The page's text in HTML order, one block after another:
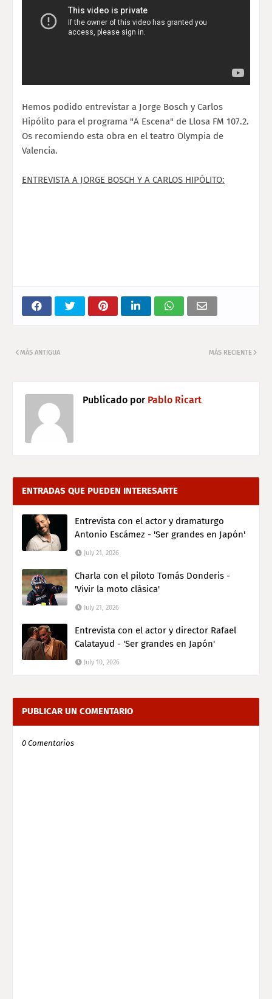
Hemos podido entrevistar a Jorge Bosch y Carlos
Hipólito para el programa "A Escena" de Llosa FM 107.2.
Os recomiendo esta obra en el teatro Olympia de
Valencia.
ENTREVISTA A JORGE BOSCH Y A CARLOS HIPÓLITO:
MÁS RECIENTE
MÁS ANTIGUA
Publicado porPablo Ricart
ENTRADAS QUE PUEDEN INTERESARTE
Entrevista con el actor y dramaturgo
Antonio Escámez - 'Ser grandes en Japón'
July 21, 2026
Charla con el piloto Tomás Donderis -
'Vivir la moto clásica'
July 21, 2026
Entrevista con el actor y director Rafael
Calatayud - 'Ser grandes en Japón'
July 10, 2026
PUBLICAR UN COMENTARIO
0 Comentarios